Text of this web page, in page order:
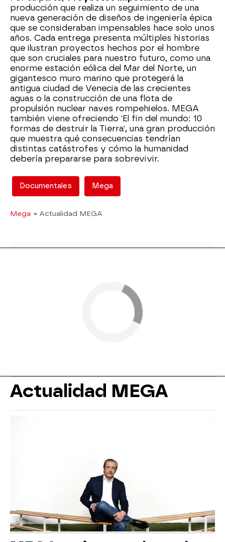
producción que realiza un seguimiento de una
nueva generación de diseños de ingeniería épica
que se consideraban impensables hace solo unos
años. Cada entrega presenta múltiples historias
que ilustran proyectos hechos por el hombre
que son cruciales para nuestro futuro, como una
enorme estación eólica del Mar del Norte, un
gigantesco muro marino que protegerá la
antigua ciudad de Venecia de las crecientes
aguas o la construcción de una flota de
propulsión nuclear naves rompehielos. MEGA
también viene ofreciendo 'El fin del mundo: 10
formas de destruir la Tierra', una gran producción
que muestra qué consecuencias tendrían
distintas catástrofes y cómo la humanidad
debería prepararse para sobrevivir.
Documentales Mega
Mega » Actualidad MEGA
Actualidad MEGA